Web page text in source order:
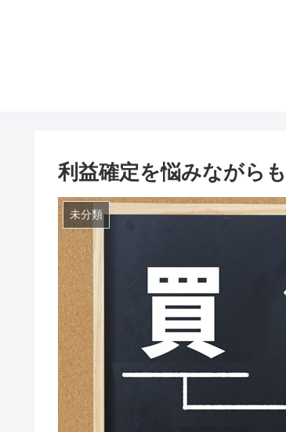
利益確定を悩みながら
未分類